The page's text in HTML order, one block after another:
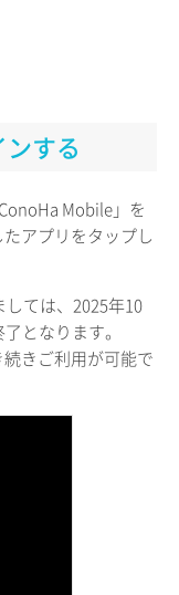
する
Mobile」を
アプリをタップし
ては、2025年10
となります。
きご利用が可能で